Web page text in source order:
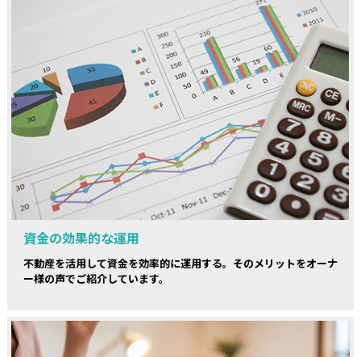
資金の効果的な運用
不動産を活用して資金を効率的に運用する。そのメリットをオーナ
ー様の声でご紹介しています。